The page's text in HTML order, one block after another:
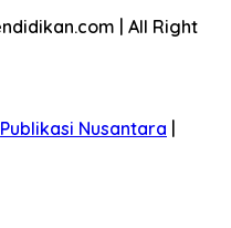
| All Right
Publikasi Nusantara